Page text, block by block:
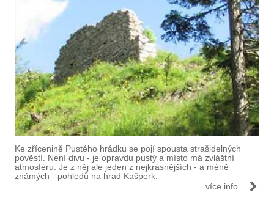
Ke zřícenině Pustého hrádku se pojí spousta strašidelných
pověstí. Není divu - je opravdu pustý a místo má zvláštní
atmosféru. Je z něj ale jeden z nejkrásnějších - a méně
známých - pohledů na hrad Kašperk.
více info…